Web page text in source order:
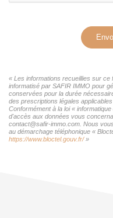
« Les informations recueillies sur
informatisé par SAFIR IMMO pour
conservées pour la durée
des prescriptions légales
Conformément à la loi «
d'accès aux données vous
contact@safir-immo.com. Nous
au démarchage téléphonique «
https://www.bloctel.gouv.fr/»